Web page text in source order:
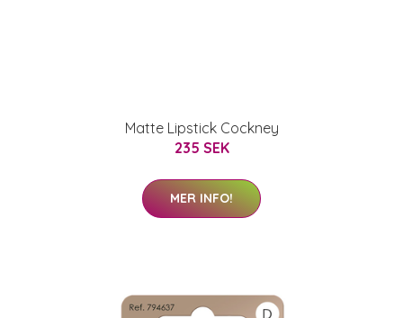
Matte Lipstick Cockney
235 SEK
MER INFO!